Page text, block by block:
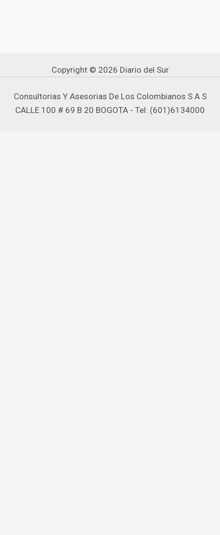
Copyright © 2026 Diario del Sur
Consultorias Y Asesorias De Los Colombianos S A S
CALLE 100 # 69 B 20 BOGOTA - Tel: (601)6134000